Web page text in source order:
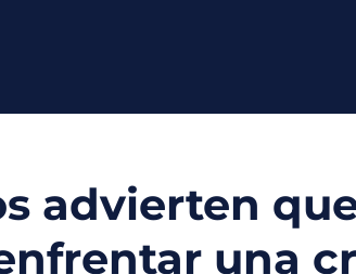
invisible
lanza fondo para impulsar inversiones en
advierten
una